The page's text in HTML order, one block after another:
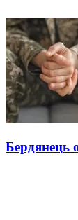
Бердянець